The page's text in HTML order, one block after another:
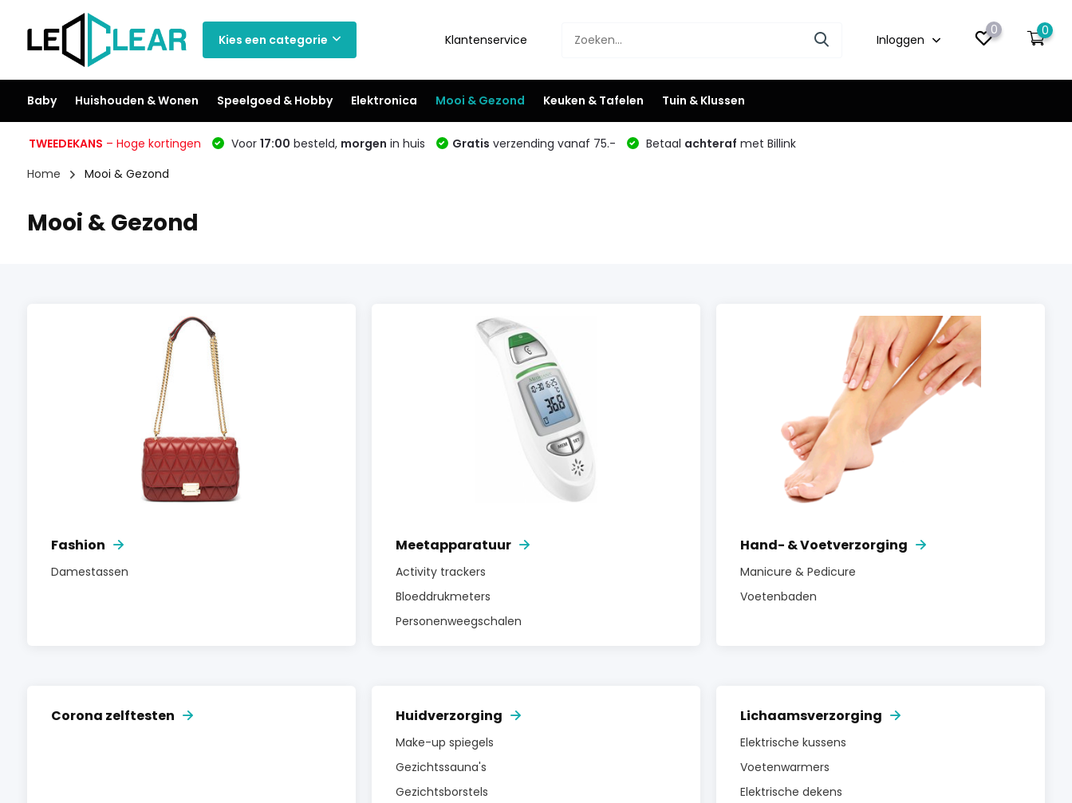
Kies een categorie Klantenservice Inloggen
0 0
Baby Huishouden & Wonen Speelgoed & Hobby Elektronica Mooi & Gezond Keuken & Tafelen Tuin & Klussen
TWEEDEKANS – Hoge kortingen Voor 17:00 besteld, morgen in huis Gratis verzending vanaf 75.- Betaal achteraf met Billink
Home
Mooi & Gezond
Mooi & Gezond
Fashion
Damestassen
Meetapparatuur
Activity trackers
Bloeddrukmeters
Personenweegschalen
Hand- & Voetverzorging
Manicure & Pedicure
Voetenbaden
Corona zelftesten Huidverzorging
Make-up spiegels
Gezichtssauna's
Gezichtsborstels
Lichaamsverzorging
Elektrische kussens
Voetenwarmers
Elektrische dekens